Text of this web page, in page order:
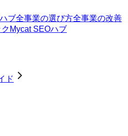
ブ全事業の選び方全事業の改善
Mycat SEOハブ
ド